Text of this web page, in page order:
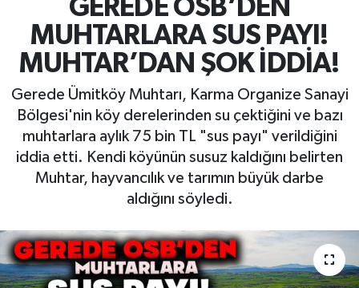
GEREDE OSB’DEN
MUHTARLARA SUS PAYI!
MUHTAR’DAN ŞOK İDDİA!
Gerede Ümitköy Muhtarı, Karma Organize Sanayi
Bölgesi'nin köy derelerinden su çektiğini ve bazı
muhtarlara aylık 75 bin TL "sus payı" verildiğini
iddia etti. Kendi köyünün susuz kaldığını belirten
Muhtar, hayvancılık ve tarımın büyük darbe
aldığını söyledi.